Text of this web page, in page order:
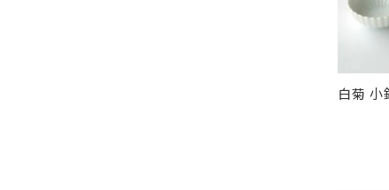
白菊 小